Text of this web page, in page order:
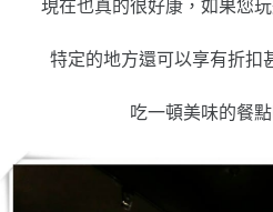
現在也真的很好康，如果您
特定的地方還可以享有折扣
吃一頓美味的餐點